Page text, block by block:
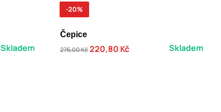
Skladem
-20%
Čepice
276,00 Kč220,80 Kč Skladem